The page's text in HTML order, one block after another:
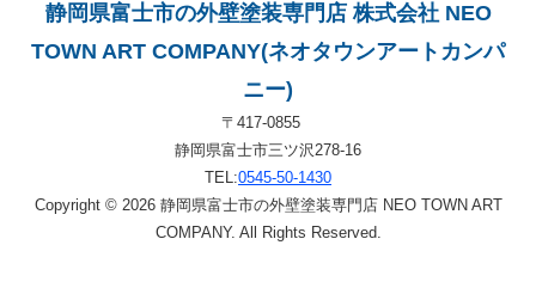
静岡県富士市の外壁塗装専門店 株式会社 NEO
TOWN ART COMPANY(ネオタウンアートカンパ
ニー)
〒417-0855
静岡県富士市三ツ沢278-16
TEL:0545-50-1430
Copyright © 2026 静岡県富士市の外壁塗装専門店 NEO TOWN ART
COMPANY. All Rights Reserved.